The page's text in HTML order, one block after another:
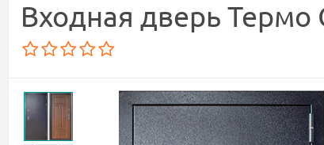
Входная дверь Термо